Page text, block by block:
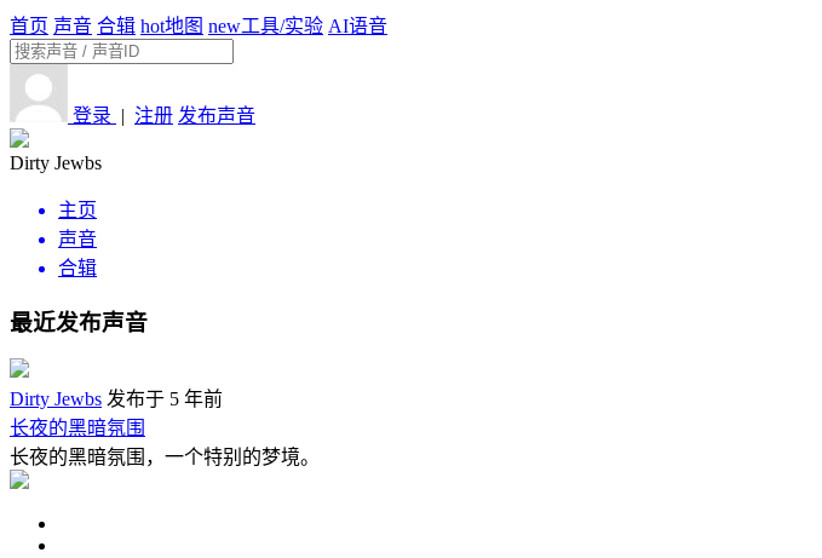
首页 声音 合辑 hot地图 new工具/实验 AI语音
登录 | 注册 发布声音
Dirty Jewbs
主页
声音
合辑
最近发布声音
Dirty Jewbs 发布于 5 年前
长夜的黑暗氛围
长夜的黑暗氛围，一个特别的梦境。